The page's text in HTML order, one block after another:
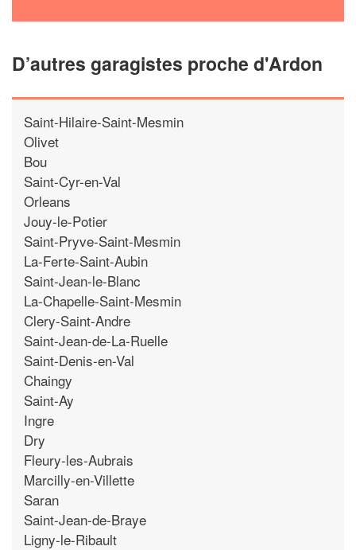
D’autres garagistes proche d'Ardon
Saint-Hilaire-Saint-Mesmin
Olivet
Bou
Saint-Cyr-en-Val
Orleans
Jouy-le-Potier
Saint-Pryve-Saint-Mesmin
La-Ferte-Saint-Aubin
Saint-Jean-le-Blanc
La-Chapelle-Saint-Mesmin
Clery-Saint-Andre
Saint-Jean-de-La-Ruelle
Saint-Denis-en-Val
Chaingy
Saint-Ay
Ingre
Dry
Fleury-les-Aubrais
Marcilly-en-Villette
Saran
Saint-Jean-de-Braye
Ligny-le-Ribault